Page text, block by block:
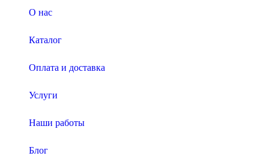
О нас
Каталог
Оплата и доставка
Услуги
Наши работы
Блог